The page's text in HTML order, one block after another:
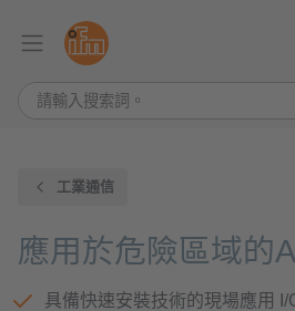
工業通信
應用於危險區域的
具備快速安裝技術的現場應用 I/